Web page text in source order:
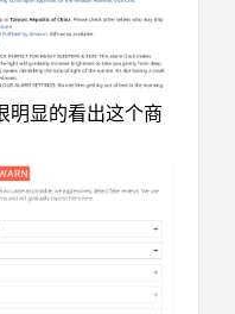
明显的看出这个商